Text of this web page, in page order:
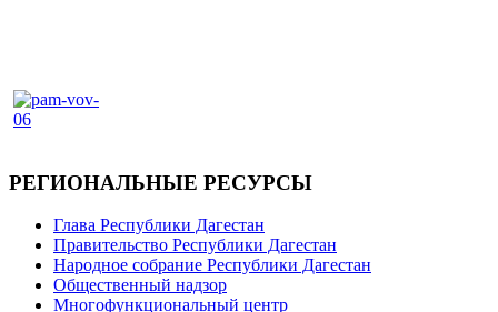
РЕГИОНАЛЬНЫЕ РЕСУРСЫ
Глава Республики Дагестан
Правительство Республики Дагестан
Народное собрание Республики Дагестан
Общественный надзор
Многофункциональный центр